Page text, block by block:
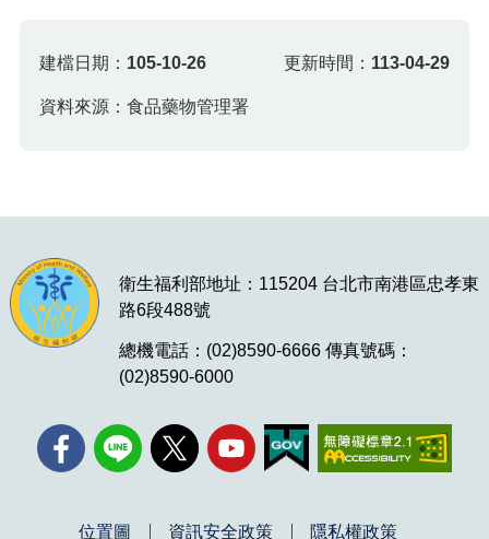
建檔日期： 105-10-26 更新時間： 113-04-29
資料來源：食品藥物管理署
衛生福利部地址：115204 台北市南港區忠孝東
路6段488號
總機電話：(02)8590-6666 傳真號碼：
(02)8590-6000
位置圖 資訊安全政策 隱私權政策